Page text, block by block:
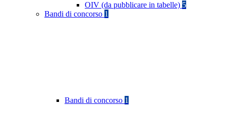
OIV (da pubblicare in tabelle) 5
Bandi di concorso 1
Bandi di concorso 1